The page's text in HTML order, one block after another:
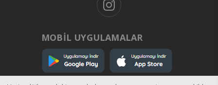
MOBİL UYGULAMALAR